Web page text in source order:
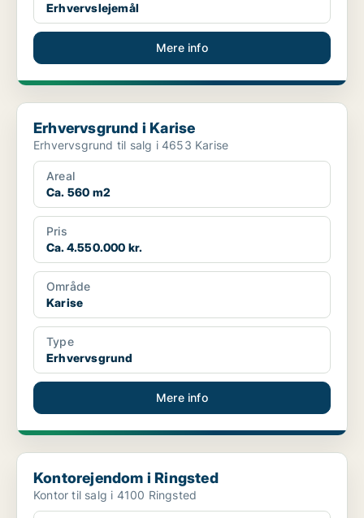
Erhvervslejemål
Mere info
Erhvervsgrund i Karise
Erhvervsgrund i Karise
Erhvervsgrund til salg i 4653 Karise
Areal
Ca. 560 m2
Pris
Ca. 4.550.000 kr.
Område
Karise
Type
Erhvervsgrund
Mere info
Kontorejendom i Ringsted
Kontorejendom i Ringsted
Kontor til salg i 4100 Ringsted